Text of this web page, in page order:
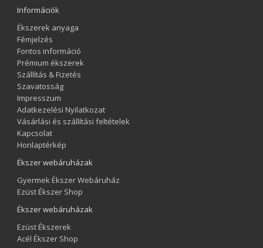
Információk
Ékszerek anyaga
Fémjelzés
Fontos információ
Prémium ékszerek
Szállítás & Fizetés
Szavatosság
Impresszum
Adatkezelési Nyilatkozat
Vásárlási és szállítási feltételek
Kapcsolat
Honlaptérkép
Ékszer webáruházak
Gyermek Ékszer Webáruház
Ezüst Ékszer Shop
Ékszer webáruházak
Ezüst Ékszerek
Acél Ékszer Shop